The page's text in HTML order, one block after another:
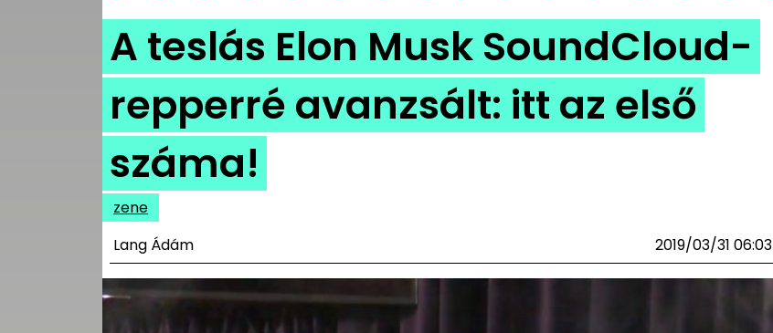
DIVAT
HIP
KULT
UTCA
MÉDIAAJÁNLAT
IMPRESSZUM
PR-ARCHÍVUM
ADATKEZELÉSI
A teslás Elon Musk SoundCloud-
repperré avanzsált: itt az első
száma!
zene
Lang Ádám
2019/03/31 06:03